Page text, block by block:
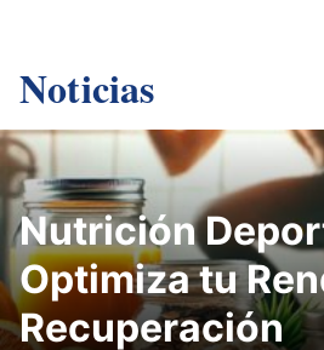
Noticias
Nutrición
Optimiza tu
Recuperación